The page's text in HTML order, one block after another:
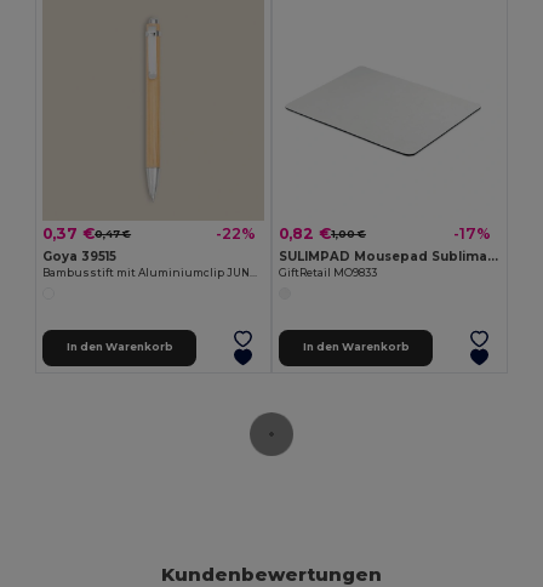
0,37 €0,47 € -22%
Goya 39515
In den Warenkorb
0,82 €1,00 € -17%
SULIMPAD Mousepad Sublimation
GiftRetail MO9833
In den Warenkorb
Kundenbewertungen